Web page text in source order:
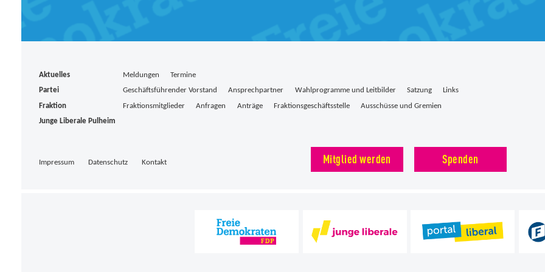
Aktuelles Meldungen
Termine
Partei
Geschäftsführender Vorstand Ansprechpartner Wahlprogramme und Leitbilder Satzung
Links
Fraktion
Fraktionsmitglieder Anfragen Anträge Fraktionsgeschäftsstelle
Ausschüsse und Gremien
Junge Liberale Pulheim
Impressum Datenschutz Kontakt Mitglied werden Spenden